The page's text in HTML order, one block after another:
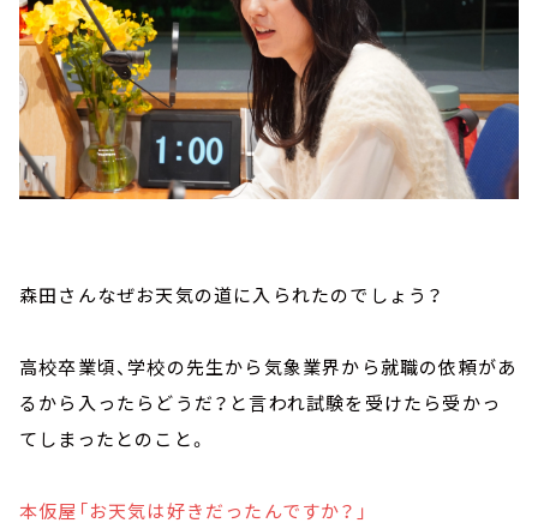
森田さんなぜお天気の道に入られたのでしょう？
高校卒業頃、学校の先生から気象業界から就職の依頼があ
るから入ったらどうだ？と言われ試験を受けたら受かっ
てしまったとのこと。
本仮屋「お天気は好きだったんですか？」